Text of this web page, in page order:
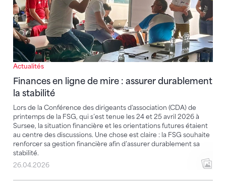
Actualités
Finances en ligne de mire : assurer durablement
la stabilité
Lors de la Conférence des dirigeants d'association (CDA) de
printemps de la FSG, qui s’est tenue les 24 et 25 avril 2026 à
Sursee, la situation financière et les orientations futures étaient
au centre des discussions. Une chose est claire : la FSG souhaite
renforcer sa gestion financière afin d’assurer durablement sa
stabilité.
26.04.2026